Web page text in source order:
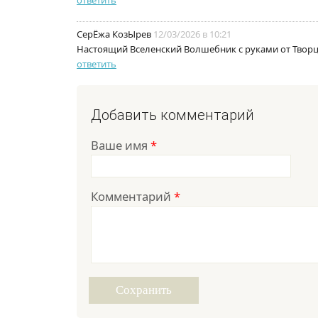
СерЁжа КозЫрев 12/03/2026 в 10:21
Настоящий Вселенский Волшебник с руками от
ответить
Добавить комментарий
Ваше имя *
Комментарий *